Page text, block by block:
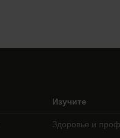
Изучите
Здоровье и